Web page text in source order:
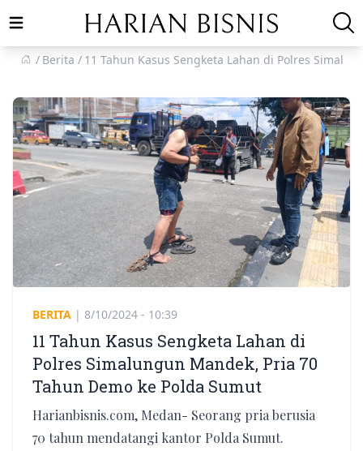
Open main menu
Berita
11 Tahun Kasus Sengketa Lahan di Polres
BERITA | 8/10/2024 - 10:39
11 Tahun Kasus Sengketa Lahan di
Polres Simalungun Mandek, Pria 70
Tahun Demo ke Polda Sumut
Harianbisnis.com, Medan- Seorang pria berusia
70 tahun mendatangi kantor Polda Sumut.